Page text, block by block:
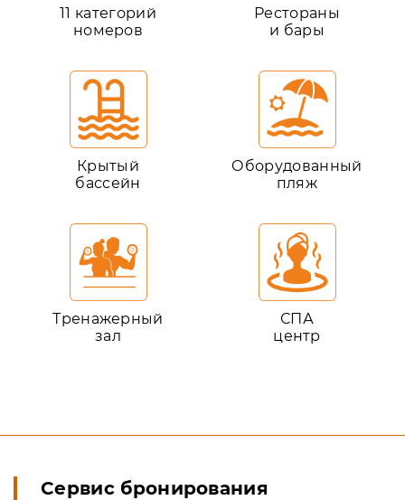
11 категорий
номеров
Рестораны
и бары
Крытый
бассейн
Оборудованный
пляж
Тренажерный
зал
СПА
центр
Сервис бронирования